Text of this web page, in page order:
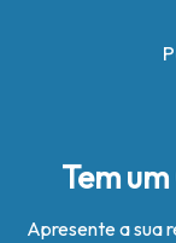
Tem
Apresente a sua